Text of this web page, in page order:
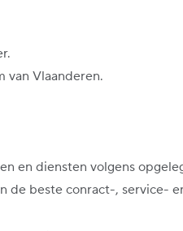
van Vlaanderen.
en diensten volgens
de beste conract-, service-